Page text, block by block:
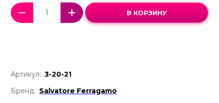
В КОРЗИНУ
Артикул: 3-20-21
Бренд: Salvatore Ferragamo